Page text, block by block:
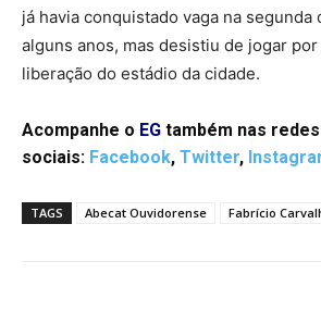
já havia conquistado vaga na segunda
alguns anos, mas desistiu de jogar
liberação do estádio da cidade.
Acompanhe o EG também nas redes
sociais: Facebook, Twitter,
TAGS Abecat Ouvidorense Fabrício